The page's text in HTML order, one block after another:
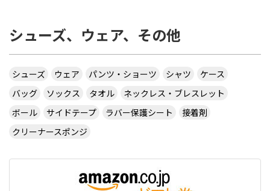
カテ違いですが・・ 攻略サイトには スピンは相手
のコートに球があるときに自分のラケット付近をダ
ブルタップ！する と書いてありますのでやっぱり
ダブルタップではないでしょうか・・・
サイトを見る
CUSTOM TABLE TENNIS というサイトでラバーを
http://www.customtabletennis.co.uk/ですが この
サイトは日本からでも購入できますか？ また個人
情報は英語で入力する必要があるのでしょうか？
シューズ、ウェア、その他
シューズ ウェア パンツ・ショーツ シャツ
ケース
バッグ
ソックス タオル
ネックレス・ブレスレット
ボール
サイドテープ ラバー保護シート
接着剤
クリーナースポンジ